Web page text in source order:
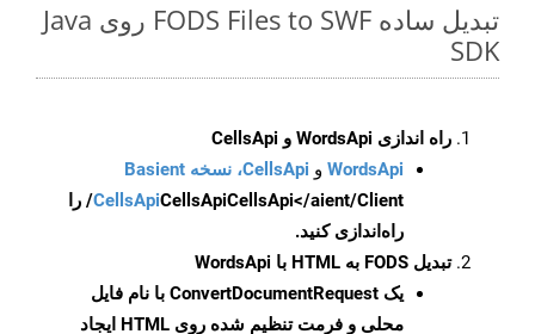
تبدیل ساده FODS Files to SWF روی Java
SDK
راه اندازی WordsApi و CellsApi
WordsApi و CellsApi، نسخه Basient
CellsApiCellsApi
CellsApi</aient/Client/ را
راه‌اندازی کنید.
تبدیل FODS به HTML با WordsApi
یک ConvertDocumentRequest با نام فایل
محلی و فرمت تنظیم شده روی HTML ایجاد